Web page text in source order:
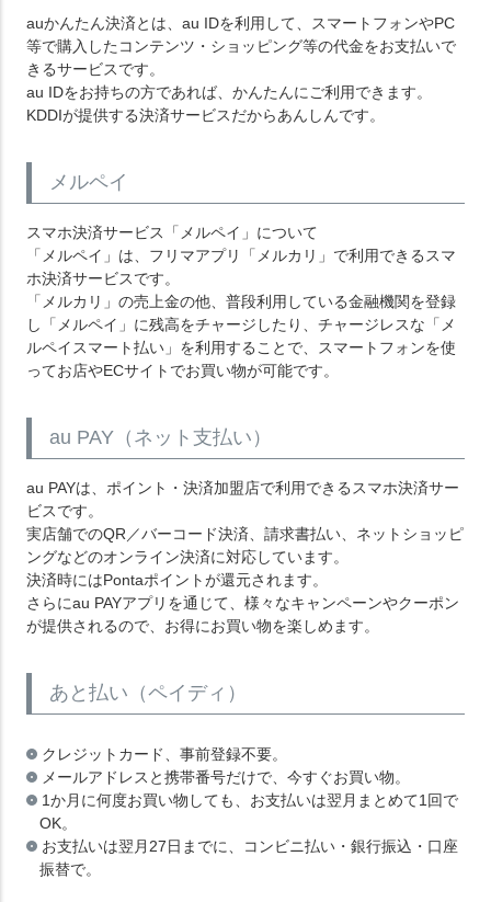
auかんたん決済とは、au IDを利用して、スマートフォンやPC
等で購入したコンテンツ・ショッピング等の代金をお支払いで
きるサービスです。
au IDをお持ちの方であれば、かんたんにご利用できます。
KDDIが提供する決済サービスだからあんしんです。
メルペイ
スマホ決済サービス「 メルペイ 」について
「メルペイ」は、フリマアプリ「メルカリ」で利用できるスマ
ホ決済サービスです。
「メルカリ」の売上金の他、普段利用している金融機関を登録
し「メルペイ」に残高をチャージしたり、チャージレスな「メ
ルペイスマート払い」を利用することで、スマートフォンを使
ってお店やECサイトでお買い物が可能です。
au PAY（ネット支払い）
au PAYは、ポイント・決済加盟店で利用できるスマホ決済サー
ビスです。
実店舗でのQR／バーコード決済、請求書払い、ネットショッピ
ングなどのオンライン決済に対応しています。
決済時にはPontaポイントが還元されます。
さらにau PAYアプリを通じて、様々なキャンペーンやクーポン
が提供されるので、お得にお買い物を楽しめます。
あと払い（ペイディ）
クレジットカード、事前登録不要。
メールアドレスと携帯番号だけで、今すぐお買い物。
1か月に何度お買い物しても、お支払いは翌月まとめて1回で
OK。
お支払いは翌月27日までに、コンビニ払い・銀行振込・口座
振替で。